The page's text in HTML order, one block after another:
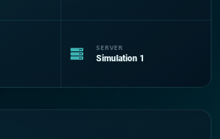
SERVER
Simulation 1